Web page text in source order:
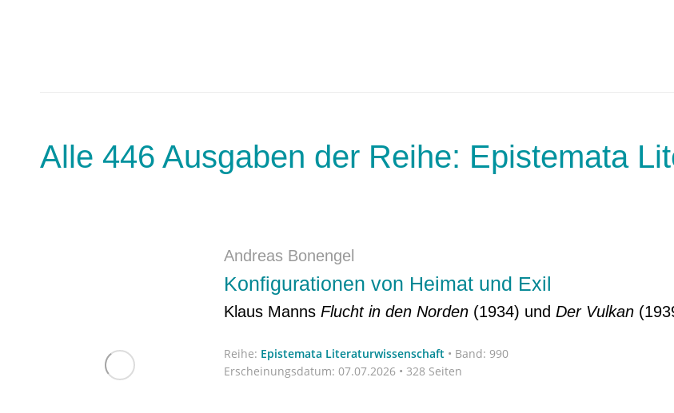
Alle 446 Ausgaben der Reihe: Epistemata
Andreas Bonengel
Konfigurationen von Heimat und Exil
Klaus Manns Flucht in den Norden (1934) und Der Vulkan
Reihe: Epistemata Literaturwissenschaft • Band: 990
Erscheinungsdatum: 07.07.2026 • 328 Seiten